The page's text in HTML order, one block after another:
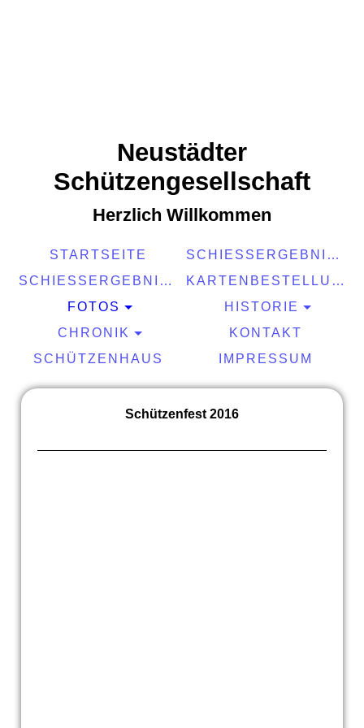
Neustädter
Schützengesellschaft
Herzlich Willkommen
STARTSEITE
SCHIESSERGEBNISSE 2025
SCHIESSERGEBNISSE 2026
KARTENBESTELLUNG 2026
FOTOS
HISTORIE
CHRONIK
KONTAKT
SCHÜTZENHAUS
IMPRESSUM
Schützenfest 2016